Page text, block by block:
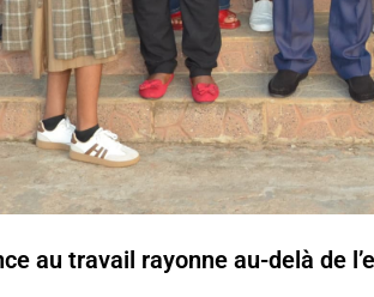
au travail rayonne au-delà de